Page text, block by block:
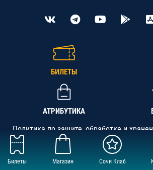
Билеты Магазин Сочи Клаб
БИЛЕТЫ
АТРИБУТИКА
Политика по защите, обработке и
данных
АНО «СК «Кубань-Регион», ОГРН